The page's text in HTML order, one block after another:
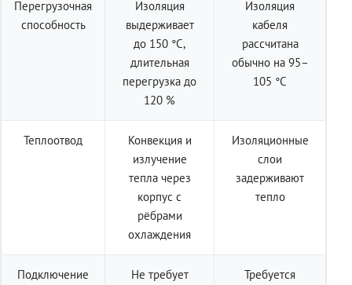
Перегрузочная
способность
Изоляция
выдерживает
до 150 °C,
длительная
перегрузка до
120 %
Изоляция
кабеля
рассчитана
обычно на 95–
105 °C
Теплоотвод
Конвекция и
излучение
тепла через
корпус с
рёбрами
охлаждения
Изоляционные
слои
задерживают
тепло
Подключение
Не требует
Требуется